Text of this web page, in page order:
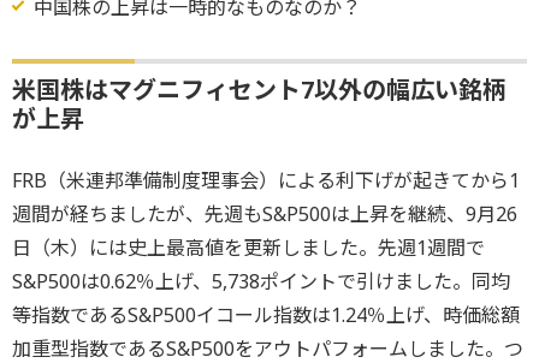
中国株の上昇は一時的なものなのか？
米国株はマグニフィセント7以外の幅広い銘柄
が上昇
FRB（米連邦準備制度理事会）による利下げが起きてから1
週間が経ちましたが、先週もS&P500は上昇を継続、9月26
日（木）には史上最高値を更新しました。先週1週間で
S&P500は0.62％上げ、5,738ポイントで引けました。同均
等指数であるS&P500イコール指数は1.24％上げ、時価総額
加重型指数であるS&P500をアウトパフォームしました。つ